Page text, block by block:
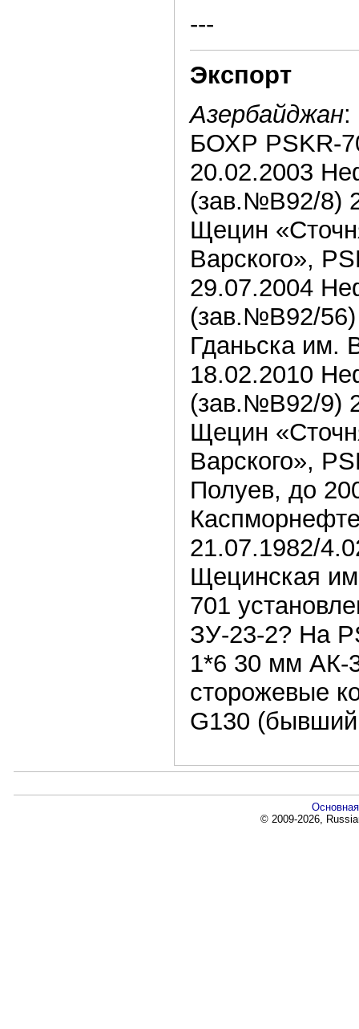
---
Экспорт
Азербайджан:
БОХР PSKR-
20.02.2003
(зав.№В92/8)
Щецин
Варского»,
29.07.2004
(зав.№В92/56)
Гданьска им.
18.02.2010
(зав.№В92/9)
Щецин
Варского»,
Полуев, до
21.07.1982/
Щецинская
701
ЗУ-23-2? На
1*6 30 мм АК-
сторожевые
G130
Основная
© 2009-2026,